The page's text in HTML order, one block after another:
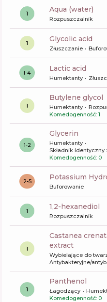
1 aqua (water)
Rozpuszczalnik
1 glycolic acid
Złuszczanie
1-4 lactic acid
Humektanty
1
butylene glycol
Humektanty
Komedogenność: 1
1-2
glycerin
Humektanty
Składnik
Komedogenność: 0
2-5 Potassium
Buforowanie
1 1,2-hexanediol
Rozpuszczalnik
1
castanea crenata (chestnut) shell
extract
Wybielające do
Antybakteryjne/
1
panthenol
Łagodzący
Komedogenność: 0